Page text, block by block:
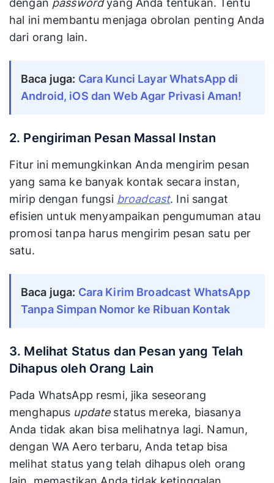
dengan passwordyang Anda tentukan. Tentu
hal ini membantu menjaga obrolan penting Anda
dari orang lain.
Baca juga: Cara Kunci Layar WhatsApp di
Android, iOS dan Web Agar Privasi Aman!
2. Pengiriman Pesan Massal Instan
Fitur ini memungkinkan Anda mengirim pesan
yang sama ke banyak kontak secara instan,
mirip dengan fungsi broadcast. Ini sangat
efisien untuk menyampaikan pengumuman atau
promosi tanpa harus mengirim pesan satu per
satu.
Baca juga: Cara Kirim Broadcast WhatsApp
Tanpa Simpan Nomor ke Ribuan Kontak
3. Melihat Status dan Pesan yang Telah
Dihapus oleh Orang Lain
Pada WhatsApp resmi, jika seseorang
menghapus updatestatus mereka, biasanya
Anda tidak akan bisa melihatnya lagi. Namun,
dengan WA Aero terbaru, Anda tetap bisa
melihat status yang telah dihapus oleh orang